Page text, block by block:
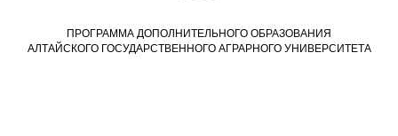
ПРОГРАММА ДОПОЛНИТЕЛЬНОГО ОБРАЗОВАНИЯ
АЛТАЙСКОГО ГОСУДАРСТВЕННОГО АГРАРНОГО УНИВЕРСИТЕТА